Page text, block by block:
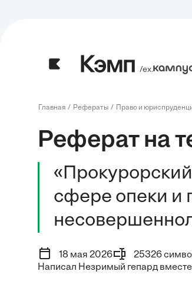
/ех.
Главная Рефераты Право и
Реферат на
сфере опеки и
18 мая 2026 25326
Написал Незримый гепард вместе